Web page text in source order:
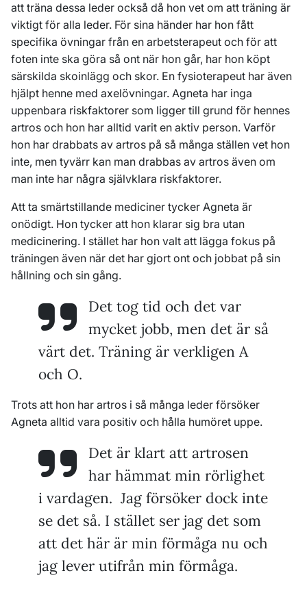
att träna dessa leder också då hon vet om att träning är
viktigt för alla leder. För sina händer har hon fått
specifika övningar från en arbetsterapeut och för att
foten inte ska göra så ont när hon går, har hon köpt
särskilda skoinlägg och skor. En fysioterapeut har även
hjälpt henne med axelövningar. Agneta har inga
uppenbara riskfaktorer som ligger till grund för hennes
artros och hon har alltid varit en aktiv person. Varför
hon har drabbats av artros på så många ställen vet hon
inte, men tyvärr kan man drabbas av artros även om
man inte har några självklara riskfaktorer.
Att ta smärtstillande mediciner tycker Agneta är
onödigt. Hon tycker att hon klarar sig bra utan
medicinering. I stället har hon valt att lägga fokus på
träningen även när det har gjort ont och jobbat på sin
hållning och sin gång.
Det tog tid och det var
mycket jobb, men det är så
värt det. Träning är verkligen A
och O.
Trots att hon har artros i så många leder försöker
Agneta alltid vara positiv och hålla humöret uppe.
Det är klart att artrosen
har hämmat min rörlighet
i vardagen. Jag försöker dock inte
se det så. I stället ser jag det som
att det här är min förmåga nu och
jag lever utifrån min förmåga.